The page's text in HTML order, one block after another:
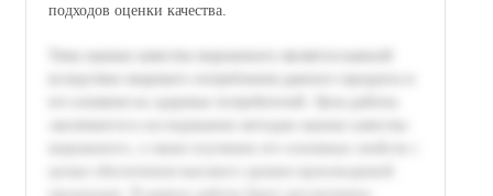
подходов оценки качества.